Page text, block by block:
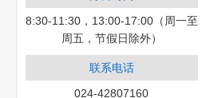
8:30-11:30，13:00-17:00（周一至
周五，节假日除外）
联系电话
024-42807160